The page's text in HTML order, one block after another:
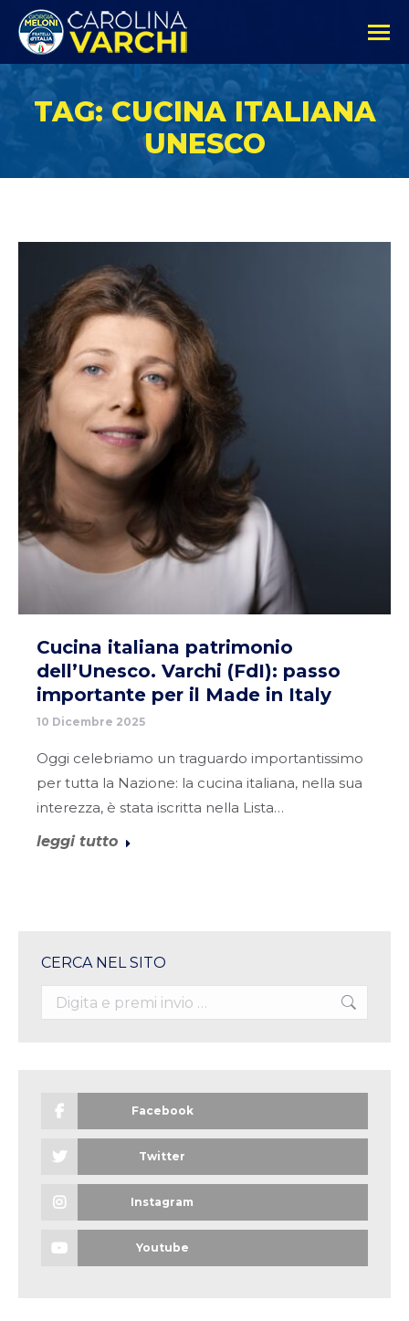
TAG: CUCINA ITALIANA
UNESCO
Cucina italiana patrimonio
dell’Unesco. Varchi (FdI): passo
importante per il Made in Italy
10 Dicembre 2025
Oggi celebriamo un traguardo importantissimo
per tutta la Nazione: la cucina italiana, nella sua
interezza, è stata iscritta nella Lista…
leggi tutto
CERCA NEL SITO
Search:
Facebook
Twitter
Instagram
Youtube